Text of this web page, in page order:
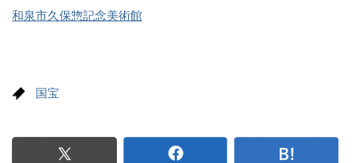
和泉市久保惣記念美術館
国宝